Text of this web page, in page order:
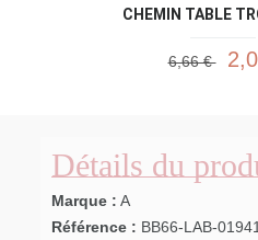
CHEMIN TABLE
6,66 €
Détails du
Marque : A
Référence : BB66-LAB-